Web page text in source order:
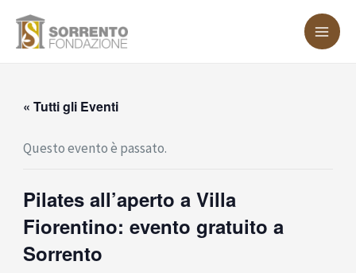
« Tutti gli Eventi
Questo evento è passato.
Pilates all’aperto a Villa
Fiorentino: evento gratuito a
Sorrento